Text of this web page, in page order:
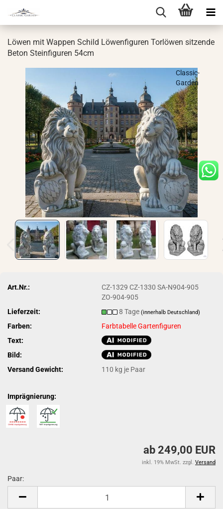
Löwen mit Wap­pen Schild Lö­wen­fi­gu­ren Tor­lö­wen sit­zen­de
Beton Stein­fi­gu­ren 54cm
Classic-
Garden
Art.Nr.:
CZ-1329 CZ-1330 SA-N904-905
ZO-904-905
Lieferzeit:
8 Tage(innerhalb Deutschland)
Farben:
Farbtabelle Gartenfiguren
Text:
Bild:
Versand Gewicht:
110 kg je Paar
Imprägnierung:
ab 249,00 EUR
inkl. 19% MwSt. zzgl. Versand
Paar: